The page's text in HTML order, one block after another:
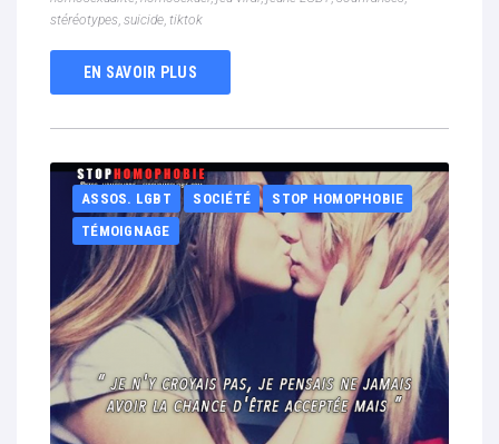
stéréotypes, suicide, tiktok
EN SAVOIR PLUS
ASSOS. LGBT SOCIÉTÉ
STOP HOMOPHOBIE
TÉMOIGNAGE